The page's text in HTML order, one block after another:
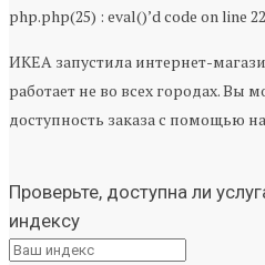
php.php(25) : eval()’d code on line 22
ИКЕА запустила интернет-
работает не во всех городах. Вы
доступность заказа с помощью
Проверьте, доступна ли
индексу